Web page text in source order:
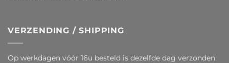
VERZENDING / SHIPPING
Op werkdagen vóór 16u besteld is dezelfde dag verzonden.